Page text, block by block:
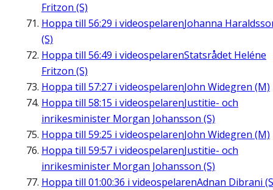
Fritzon (S)
Hoppa till 56:29 i videospelarenJohanna
(S)
Hoppa till 56:49 i videospelarenStatsrådet Heléne
Fritzon (S)
Hoppa till 57:27 i videospelarenJohn Widegren (M)
Hoppa till 58:15 i videospelarenJustitie- och
inrikesminister Morgan Johansson (S)
Hoppa till 59:25 i videospelarenJohn Widegren (M)
Hoppa till 59:57 i videospelarenJustitie- och
inrikesminister Morgan Johansson (S)
Hoppa till 01:00:36 i videospelarenAdnan Dibrani